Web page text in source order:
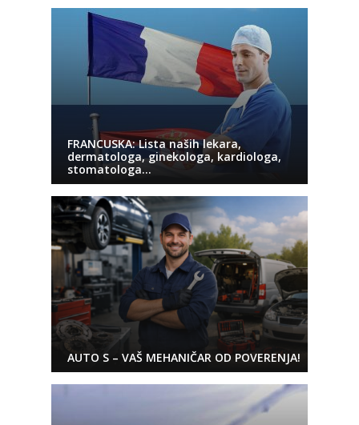
FRANCUSKA: Lista naših lekara,
dermatologa, ginekologa, kardiologa,
stomatologa…
AUTO S – VAŠ MEHANIČAR OD POVERENJA!